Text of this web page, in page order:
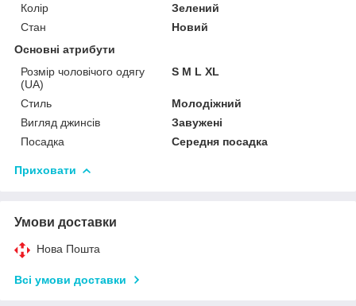
Колір
Зелений
Стан
Новий
Основні атрибути
Розмір чоловічого одягу
(UA)
S M L XL
Стиль
Молодіжний
Вигляд джинсів
Завужені
Посадка
Середня посадка
Приховати
Умови доставки
Нова Пошта
Всі умови доставки